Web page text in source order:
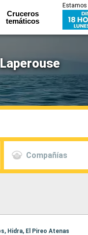
Cruceros
temáticos
Estamos
Compañías
Hidra, El Pireo Atenas